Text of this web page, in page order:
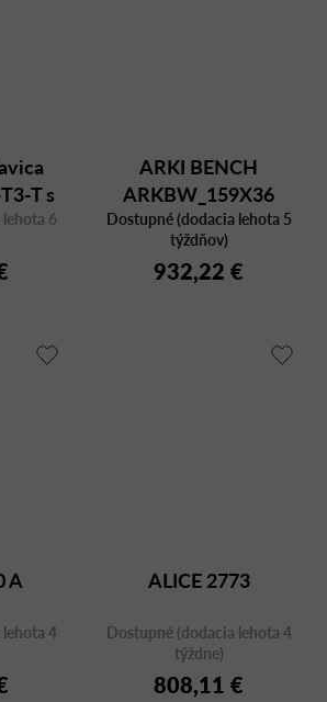
T s
6
ARKI BENCH
ARKBW_159X36
Dostupné (dodacia lehota 5
týždňov)
932,22 €
A
4
ALICE 2773
Dostupné (dodacia lehota 4
týždne)
808,11 €